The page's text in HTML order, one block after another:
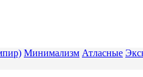
Минимализм Атласные